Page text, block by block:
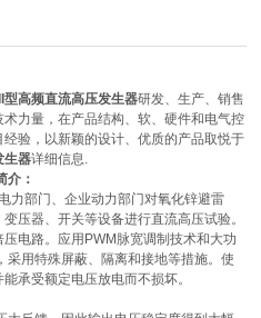
型高频直流高压发生器研发、生产、销售
力量，在产品结构、软、硬件和电气控
验，以新颖的设计、优质的产品取悦于
生器详细信息.
介：
力部门、企业动力部门对氧化锌避雷
压器、开关等设备进行直流高压试验。
电路。应用PWM脉宽调制技术和大功
采用特殊屏蔽、隔离和接地等措施。使
承受额定电压放电而不损坏。